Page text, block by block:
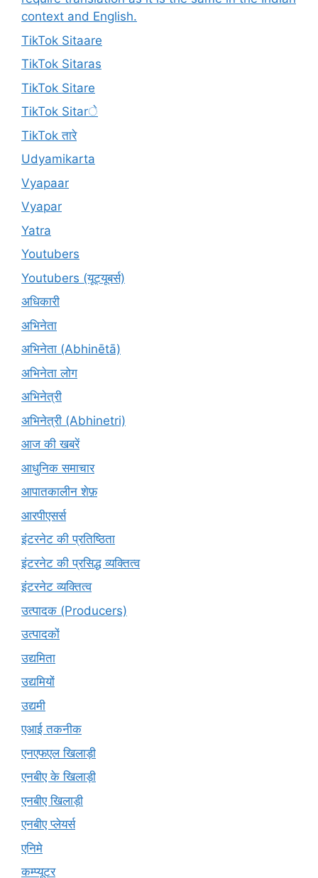
context and English.
TikTok Sitaare
TikTok Sitaras
TikTok Sitare
TikTok Sitarे
TikTok तारे
Udyamikarta
Vyapaar
Vyapar
Yatra
Youtubers
Youtubers (यूट्यूबर्स)
अधिकारी
अभिनेता
अभिनेता (Abhinētā)
अभिनेता लोग
अभिनेत्री
अभिनेत्री (Abhinetri)
आज की खबरें
आधुनिक समाचार
आपातकालीन शेफ़
आरपीएसर्स
इंटरनेट की प्रतिष्ठिता
इंटरनेट की प्रसिद्ध व्यक्तित्व
इंटरनेट व्यक्तित्व
उत्पादक (Producers)
उत्पादकों
उद्यमिता
उद्यमियों
उद्यमी
एआई तकनीक
एनएफएल खिलाड़ी
एनबीए के खिलाड़ी
एनबीए खिलाड़ी
एनबीए प्लेयर्स
एनिमे
कम्प्यूटर